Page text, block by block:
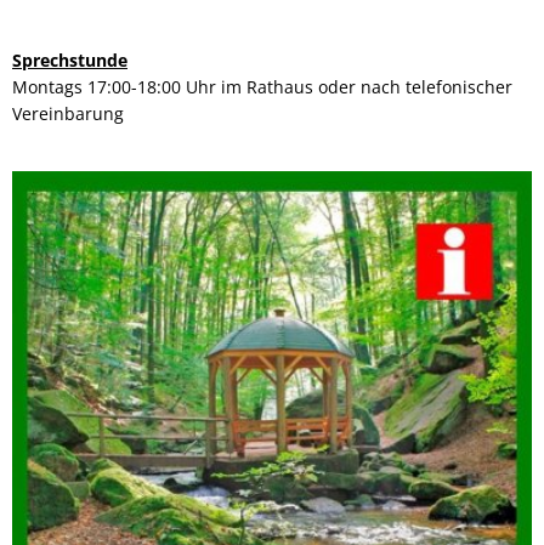
Sprechstunde
Montags 17:00-18:00 Uhr im Rathaus oder nach telefonischer
Vereinbarung